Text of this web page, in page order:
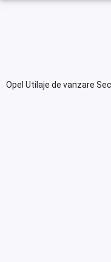
Opel Utilaje de vanzare